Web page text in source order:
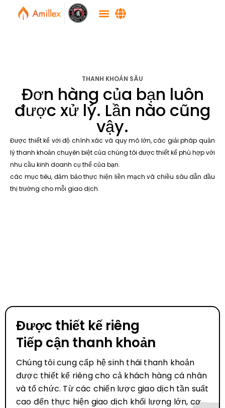
THANH KHOẢN SÂU
Đơn hàng của bạn luôn
được xử lý. Lần nào cũng
vậy.
Được thiết kế với độ chính xác và quy mô lớn, các giải pháp quản
lý thanh khoản chuyên biệt của chúng tôi được thiết kế phù hợp với
nhu cầu kinh doanh cụ thể của bạn.
các mục tiêu, đảm bảo thực hiện liền mạch và chiều sâu dẫn đầu
thị trường cho mỗi giao dịch.
Được thiết kế riêng
Tiếp cận thanh khoản
Chúng tôi cung cấp hệ sinh thái thanh khoản
được thiết kế riêng cho cả khách hàng cá nhân
và tổ chức. Từ các chiến lược giao dịch tần suất
cao đến thực hiện giao dịch khối lượng lớn, cơ